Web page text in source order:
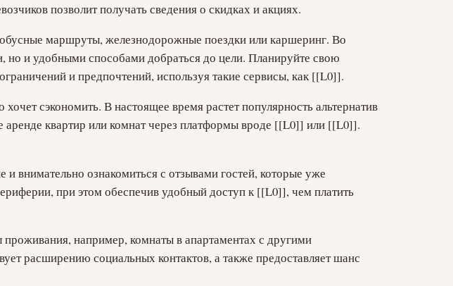
позволит получать сведения о скидках и акциях.
маршруты, железнодорожные поездки или каршеринг. Во
но и удобными способами добраться до цели. Планируйте свою
и предпочтений, используя такие сервисы, как [[L0]].
сэкономить. В настоящее время растет популярность альтернатив
квартир или комнат через платформы вроде [[L0]] или [[L0]].
внимательно ознакомиться с отзывами гостей, которые уже
при этом обеспечив удобный доступ к [[L0]], чем платить
например, комнаты в апартаментах с другими
расширению социальных контактов, а также предоставляет шанс